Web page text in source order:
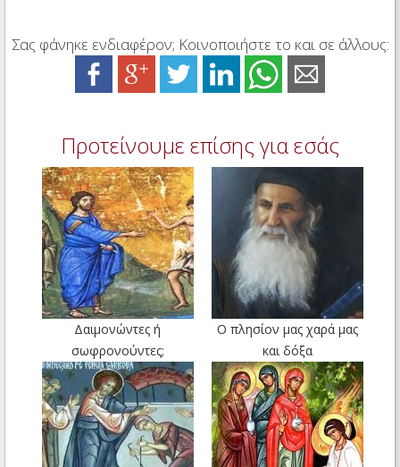
Σας φάνηκε ενδιαφέρον; Κοινοποιήστε το και σε άλλους:
Προτείνουμε επίσης για εσάς
Δαιμονώντες ή
σωφρονούντες;
Ο πλησίον μας χαρά μας
και δόξα